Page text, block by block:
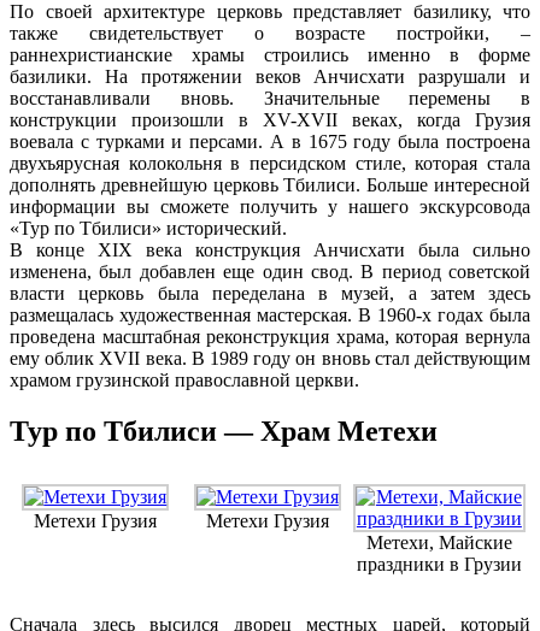
По своей архитектуре церковь представляет базилику, что
также свидетельствует о возрасте постройки, –
раннехристианские храмы строились именно в форме
базилики. На протяжении веков Анчисхати разрушали и
восстанавливали вновь. Значительные перемены в
конструкции произошли в XV-XVII веках, когда Грузия
воевала с турками и персами. А в 1675 году была построена
двухъярусная колокольня в персидском стиле, которая стала
дополнять древнейшую церковь Тбилиси. Больше интересной
информации вы сможете получить у нашего экскурсовода
«Тур по Тбилиси» исторический.
В конце XIX века конструкция Анчисхати была сильно
изменена, был добавлен еще один свод. В период советской
власти церковь была переделана в музей, а затем здесь
размещалась художественная мастерская. В 1960-х годах была
проведена масштабная реконструкция храма, которая вернула
ему облик XVII века. В 1989 году он вновь стал действующим
храмом грузинской православной церкви.
Тур по Тбилиси — Храм Метехи
Метехи Грузия
Метехи Грузия
Метехи, Майские
праздники в Грузии
Сначала здесь высился дворец местных царей, который